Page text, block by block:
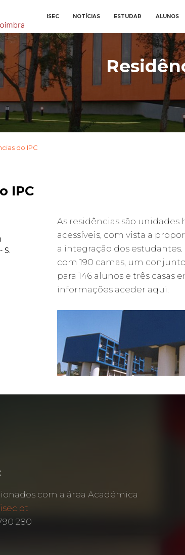
ISEC NOTÍCIAS ESTUDAR ALUNOS
do IPC
IPC
S.
As residências são unidades
acessíveis, com vista a
a integração dos
com 190 camas, um
para 146 alunos e três casas
informações aceder aqui.
com a área Académica
280